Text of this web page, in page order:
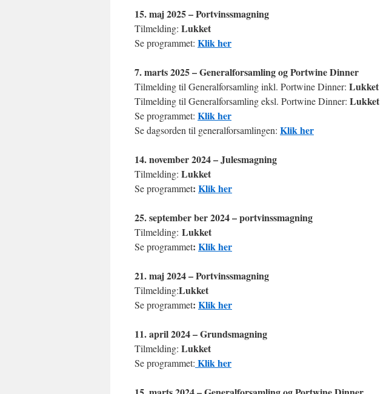
15. maj 2025 – Portvinssmagning
Tilmelding: Lukket
Se programmet: Klik her
7. marts 2025 – Generalforsamling og Portwine Dinner
Tilmelding til Generalforsamling inkl. Portwine Dinner: Lukket
Tilmelding til Generalforsamling eksl. Portwine Dinner: Lukket
Se programmet: Klik her
Se dagsorden til generalforsamlingen: Klik her
14. november 2024 – Julesmagning
Tilmelding: Lukket
Se programmet: Klik her
25. september ber 2024 – portvinssmagning
Tilmelding: Lukket
Se programmet: Klik her
21. maj 2024 – Portvinssmagning
Tilmelding:Lukket
Se programmet: Klik her
11. april 2024 – Grundsmagning
Tilmelding: Lukket
Se programmet: Klik her